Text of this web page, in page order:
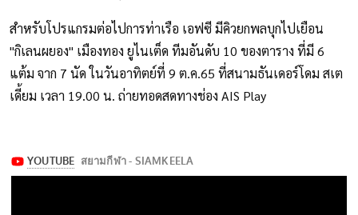
สำหรับโปรแกรมต่อไปการท่าเรือ เอฟซี มีคิวยกพลบุกไปเยือน
"กิเลนผยอง" เมืองทอง ยูไนเต็ด ทีมอันดับ 10 ของตาราง ที่มี 6
แต้ม จาก 7 นัด ในวันอาทิตย์ที่ 9 ต.ค.65 ที่สนามธันเดอร์โดม สเต
เดี้ยม เวลา 19.00 น. ถ่ายทอดสดทางช่อง AIS Play